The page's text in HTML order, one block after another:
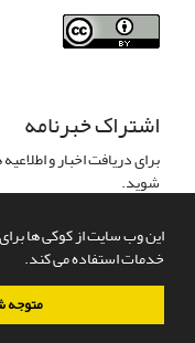
این وب سایت از کوکی ها برای
خدمات استفاده می کند.
اشتراک خبرنامه
برای دریافت اخبار و
شوید.
سامانه مدیریت نشریات